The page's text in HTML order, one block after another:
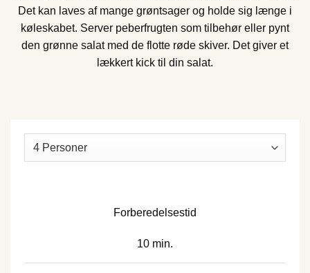
Det kan laves af mange grøntsager og holde sig længe i
køleskabet. Server peberfrugten som tilbehør eller pynt
den grønne salat med de flotte røde skiver. Det giver et
lækkert kick til din salat.
Forberedelsestid
10 min.